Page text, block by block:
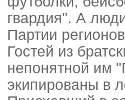
гвардия". А
Партии
Гостей из
непонятной им
экипированы в